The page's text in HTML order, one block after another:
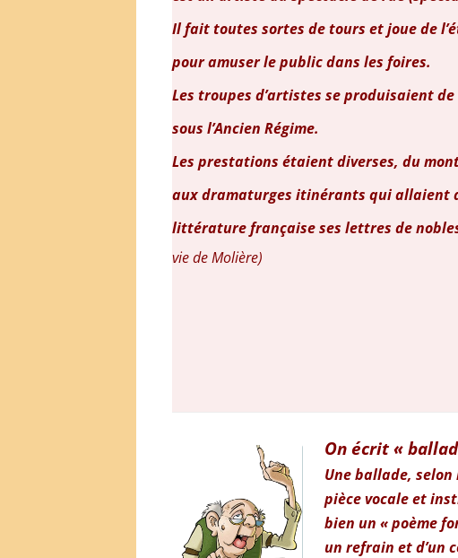
Il fait toutes sortes de tours et joue de
pour amuser le public dans les foires.
Les troupes d’artistes se produisaient
sous l’Ancien Régime.
Les prestations étaient diverses, du
aux dramaturges itinérants qui allaient
littérature française ses lettres de
vie de Molière)
On écrit «
Une ballade,
pièce vocale et
bien un « poème
un refrain et d’un